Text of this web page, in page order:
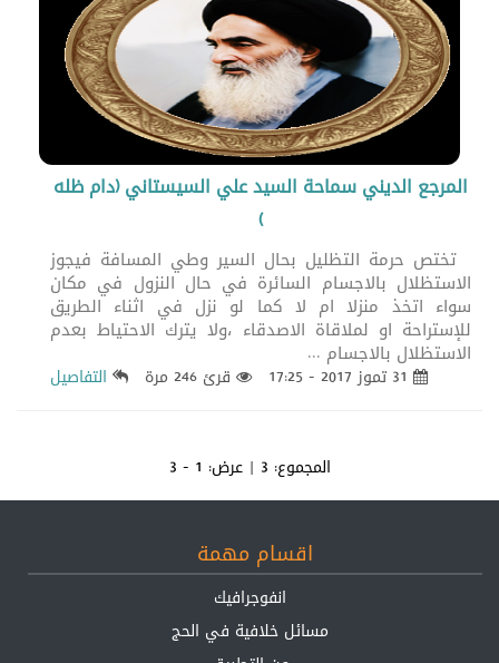
المرجع الديني سماحة السيد علي السيستاني (دام ظله
)
تختص حرمة التظليل بحال السير وطي المسافة فيجوز
الاستظلال بالاجسام السائرة في حال النزول في مكان
سواء اتخذ منزلا ام لا كما لو نزل في اثناء الطريق
للإستراحة او لملاقاة الاصدقاء ،ولا يترك الاحتياط بعدم
الاستظلال بالاجسام ...
قرئ 246 مرة التفاصيل
المجموع: 3 | عرض: 1 - 3
اقسام مهمة
انفوجرافيك
مسائل خلافية في الحج